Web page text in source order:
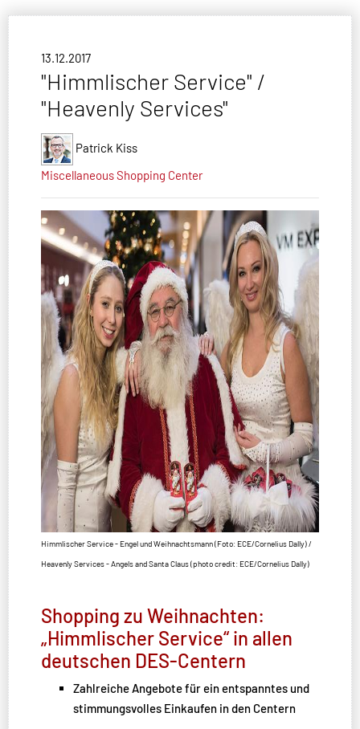
13.12.2017
"Himmlischer Service" /
"Heavenly Services"
Patrick Kiss
MiscellaneousShopping Center
Himmlischer Service - Engel und Weihnachtsmann (Foto: ECE/Cornelius Dally) /
Heavenly Services - Angels and Santa Claus (photo credit: ECE/Cornelius Dally)
Shopping zu Weihnachten:
„Himmlischer Service“ in allen
deutschen DES-Centern
Zahlreiche Angebote für ein entspanntes und
stimmungsvolles Einkaufen in den Centern